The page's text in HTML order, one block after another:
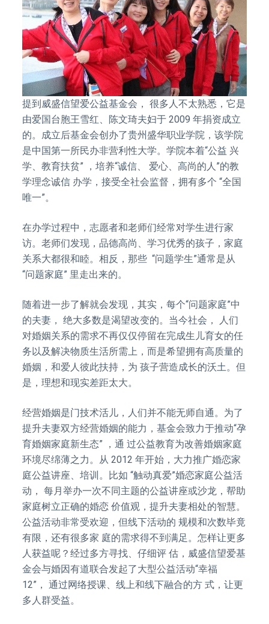
提到威盛信望爱公益基金会， 很多人不太熟悉，它是
由爱国台胞王雪红、陈文琦夫妇于 2009 年捐资成立
的。成立后基金会创办了贵州盛华职业学院，该学院
是中国第一所民办非营利性大学。学院本着“公益 兴
学、教育扶贫” ，培养“诚信、 爱心、高尚的人”的教
学理念诚信 办学，接受全社会监督，拥有多个 “全国
唯一”。
在办学过程中，志愿者和老师们经常对学生进行家
访。老师们发现，品德高尚、学习优秀的孩子，家庭
关系大都很和睦。相反，那些 “问题学生”通常是从
“问题家庭” 里走出来的。
随着进一步了解就会发现，其实，每个“问题家庭”中
的夫妻， 绝大多数是渴望改变的。当今社会， 人们
对婚姻关系的需求不再仅仅停留在完成生儿育女的任
务以及解决物质生活所需上，而是希望拥有高质量的
婚姻，和爱人彼此扶持，为 孩子营造成长的沃土。但
是，理想和现实差距太大。
经营婚姻是门技术活儿，人们并不能无师自通。为了
提升夫妻双方经营婚姻的能力，基金会致力于推动“孕
育婚姻家庭新生态” ，通 过公益教育为改善婚姻家庭
环境尽绵薄之力。从 2012 年开始，大力推广婚恋家
庭公益讲座、培训。比如 “触动真爱”婚恋家庭公益活
动， 每月举办一次不同主题的公益讲座或沙龙，帮助
家庭树立正确的婚恋 价值观，提升夫妻相处的智慧。
公益活动非常受欢迎，但线下活动的 规模和次数毕竟
有限，还有很多家 庭的需求得不到满足。怎样让更多
人获益呢？经过多方寻找、仔细评 估，威盛信望爱基
金会与婚因有道联合发起了大型公益活动“幸福
12”， 通过网络授课、线上和线下融合的方 式，让更
多人群受益。